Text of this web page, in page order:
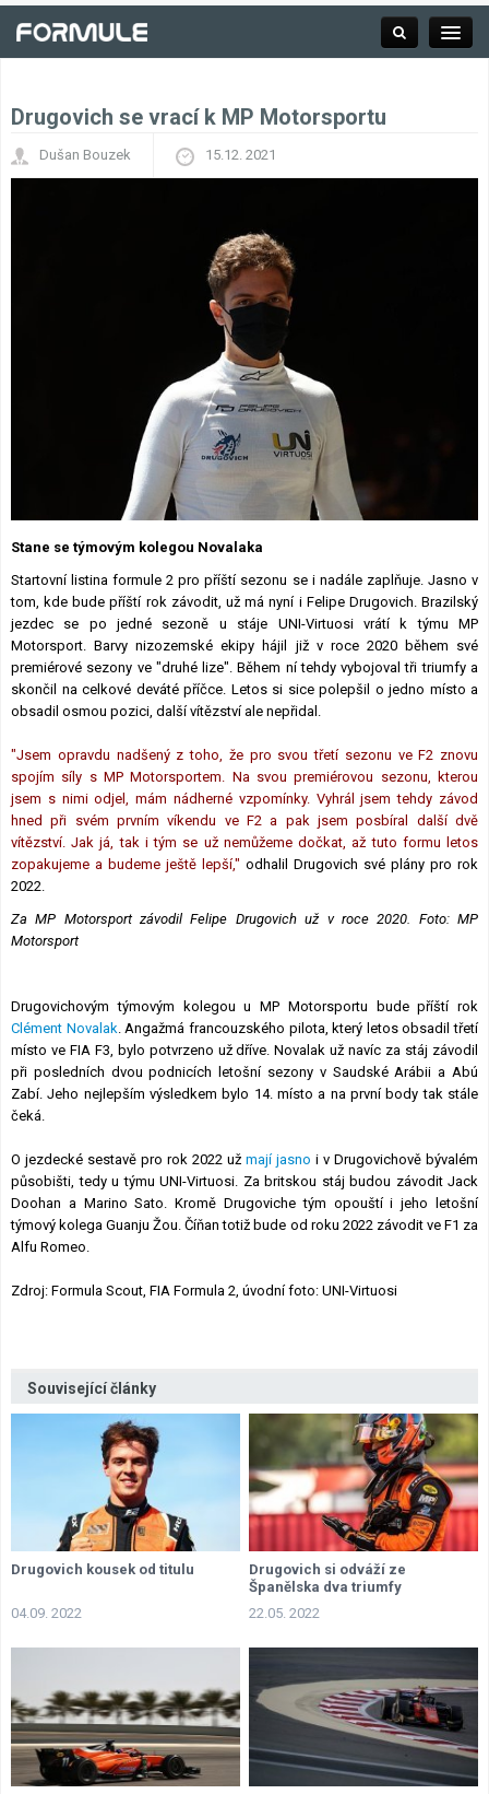
Lexikon F1
Drugovich se vrací k MP Motorsportu
Dušan Bouzek 15.12. 2021
Stane se týmovým kolegou Novalaka
Startovní listina formule 2 pro příští sezonu se i nadále zaplňuje. Jasno v
tom, kde bude příští rok závodit, už má nyní i Felipe Drugovich. Brazilský
jezdec se po jedné sezoně u stáje UNI-Virtuosi vrátí k týmu MP
Motorsport. Barvy nizozemské ekipy hájil již v roce 2020 během své
premiérové sezony ve "druhé lize". Během ní tehdy vybojoval tři triumfy a
skončil na celkové deváté příčce. Letos si sice polepšil o jedno místo a
obsadil osmou pozici, další vítězství ale nepřidal.
"Jsem opravdu nadšený z toho, že pro svou třetí sezonu ve F2 znovu
spojím síly s MP Motorsportem. Na svou premiérovou sezonu, kterou
jsem s nimi odjel, mám nádherné vzpomínky. Vyhrál jsem tehdy závod
hned při svém prvním víkendu ve F2 a pak jsem posbíral další dvě
vítězství. Jak já, tak i tým se už nemůžeme dočkat, až tuto formu letos
zopakujeme a budeme ještě lepší," odhalil Drugovich své plány pro rok
2022.
Za MP Motorsport závodil Felipe Drugovich už v roce 2020. Foto: MP
Motorsport
Drugovichovým týmovým kolegou u MP Motorsportu bude příští rok
Clément Novalak. Angažmá francouzského pilota, který letos obsadil třetí
místo ve FIA F3, bylo potvrzeno už dříve. Novalak už navíc za stáj závodil
při posledních dvou podnicích letošní sezony v Saudské Arábii a Abú
Zabí. Jeho nejlepším výsledkem bylo 14. místo a na první body tak stále
čeká.
O jezdecké sestavě pro rok 2022 už mají jasno i v Drugovichově bývalém
působišti, tedy u týmu UNI-Virtuosi. Za britskou stáj budou závodit Jack
Doohan a Marino Sato. Kromě Drugoviche tým opouští i jeho letošní
týmový kolega Guanju Žou. Číňan totiž bude od roku 2022 závodit ve F1 za
Alfu Romeo.
Zdroj: Formula Scout, FIA Formula 2, úvodní foto: UNI-Virtuosi
Související články
Drugovich kousek od titulu
04.09. 2022
Drugovich si odváží ze
Španělska dva triumfy
22.05. 2022